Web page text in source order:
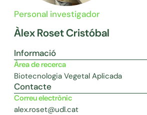
Personal investigador
Àlex Roset Cristóbal
Informació
Àrea de recerca
Biotecnologia Vegetal Aplicada
Contacte
Correu electrònic
alex.roset@udl.cat